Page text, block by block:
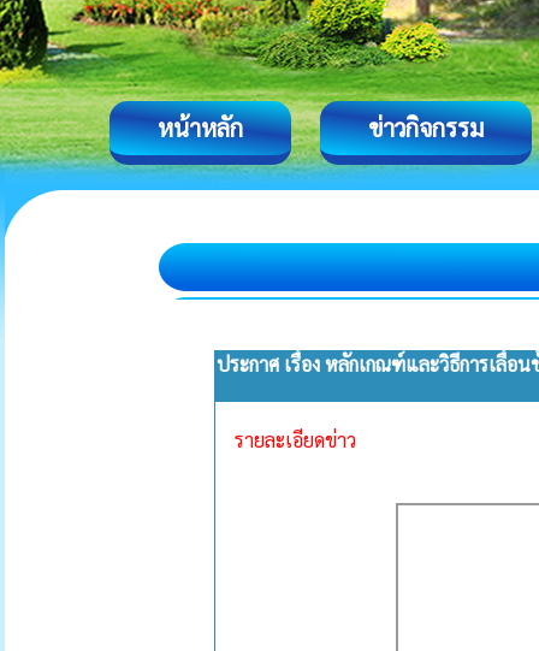
หน้าหลัก ข่าวกิจกรรม
ประกาศ เรื่อง หลักเกณฑ์และวิธีการเลื่
รายละเอียดข่าว